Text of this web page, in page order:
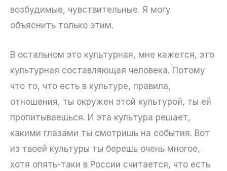
возбудимые, чувствительные. Я могу
объяснить только этим.
В остальном это культурная, мне кажется, это
культурная составляющая человека. Потому
что то, что есть в культуре, правила,
отношения, ты окружен этой культурой, ты ей
пропитываешься. И эта культура решает,
какими глазами ты смотришь на события. Вот
из твоей культуры ты берешь очень многое,
хотя опять-таки в России считается, что есть